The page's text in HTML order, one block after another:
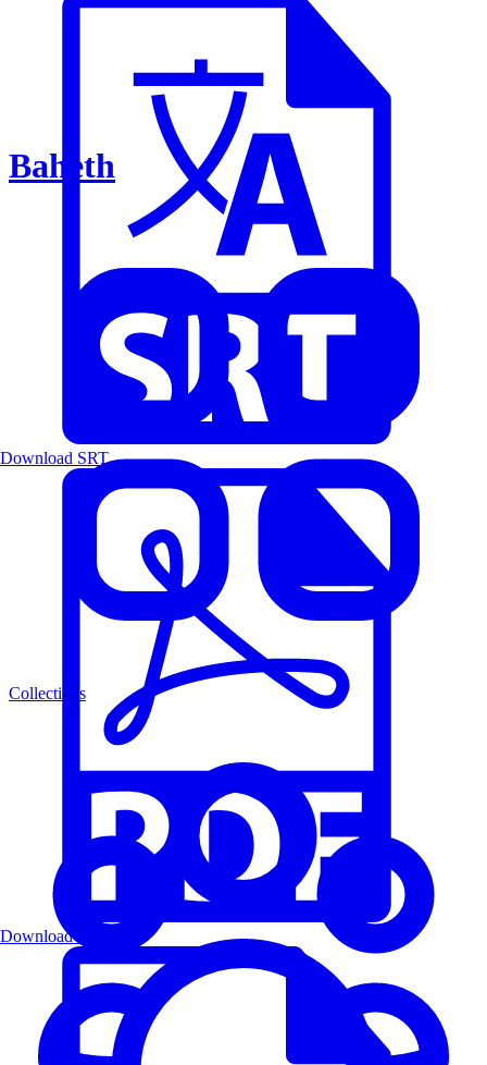
Baheth
Collections
Download SRT
Download PDF